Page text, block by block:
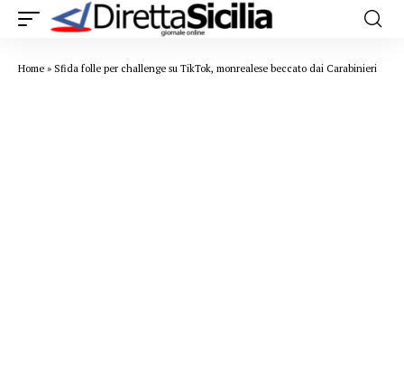
Home » Sfida folle per challenge su TikTok, monrealese beccato dai Carabinieri